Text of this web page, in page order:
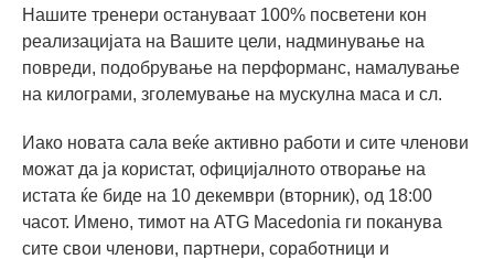
Нашите тренери остануваат 100% посветени кон
реализацијата на Вашите цели, надминување на
повреди, подобрување на перформанс, намалување
на килограми, зголемување на мускулна маса и сл.
Иако новата сала веќе активно работи и сите членови
можат да ја користат, официјалното отворање на
истата ќе биде на 10 декември (вторник), од 18:00
часот. Имено, тимот на ATG Macedonia ги поканува
сите свои членови, партнери, соработници и